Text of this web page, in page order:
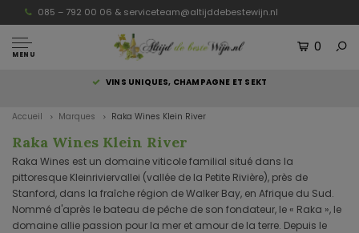
085 – 792 00 06 & serviceteam@altijddebestewijn.nl
MENU
0
VINS UNIQUES, CHAMPAGNE ET SEKT
Accueil Marques Raka Wines Klein River
Raka Wines Klein River
Raka Wines est un domaine viticole familial situé dans la
pittoresque Kleinriviervallei (vallée de la Petite Rivière), près de
Stanford, dans la fraîche région de Walker Bay, en Afrique du Sud.
Nommé d'après le bateau de pêche de son fondateur, le « Raka », le
domaine allie passion pour la mer et amour de la terre. Depuis le